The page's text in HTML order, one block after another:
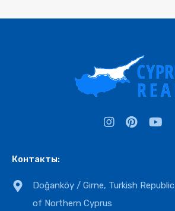
Контакты:
Doğanköy / Girne, Turkish Republic
of Northern Cyprus